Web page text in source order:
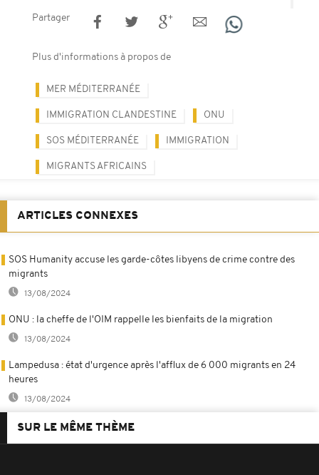
Partager
Plus d'informations à propos de
MER MÉDITERRANÉE
IMMIGRATION CLANDESTINE ONU
SOS MÉDITERRANÉE IMMIGRATION
MIGRANTS AFRICAINS
ARTICLES CONNEXES
SOS Humanity accuse les garde-côtes libyens de crime contre des
migrants
13/08/2024
ONU : la cheffe de l'OIM rappelle les bienfaits de la migration
13/08/2024
Lampedusa : état d'urgence après l'afflux de 6 000 migrants en 24
heures
13/08/2024
SUR LE MÊME THÈME